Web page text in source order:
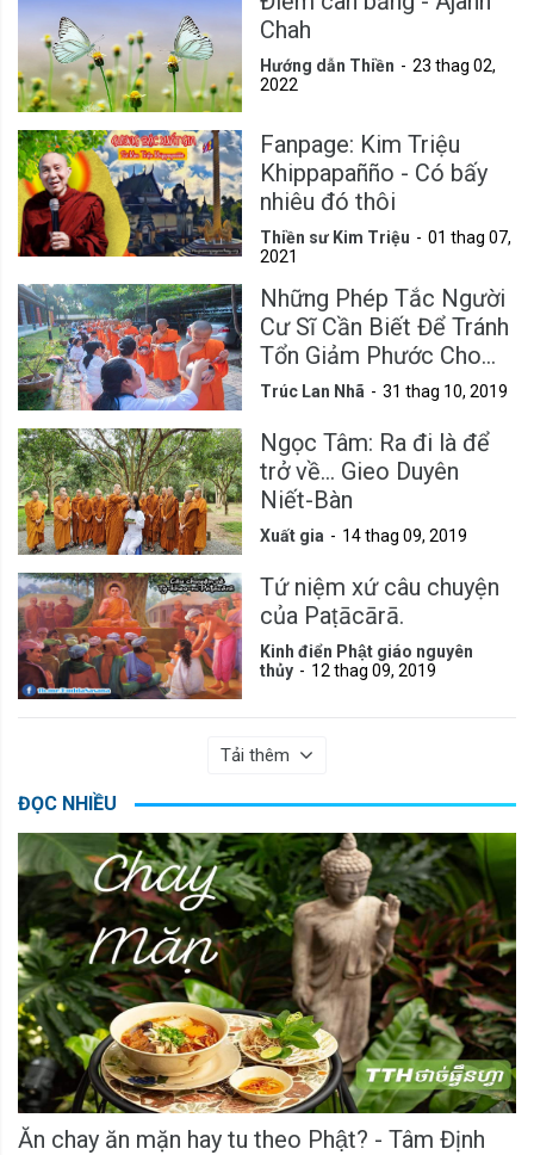
Chah
Hướng dẫn Thiền
23 thag 02,
2022
Fanpage: Kim Triệu
Khippapañño - Có bấy
nhiêu đó thôi
Thiền sư Kim Triệu
01 thag 07,
2021
Những Phép Tắc Người
Cư Sĩ Cần Biết Để Tránh
Tổn Giảm Phước Cho
Mình
Trúc Lan Nhã 31 thag 10, 2019
Ngọc Tâm: Ra đi là để
trở về... Gieo Duyên
Niết-Bàn
Xuất gia 14 thag 09, 2019
Tứ niệm xứ câu chuyện
của Paṭācārā.
Kinh điển Phật giáo nguyên
thủy
12 thag 09, 2019
Tải thêm
ĐỌC NHIỀU
Ăn chay ăn mặn hay tu theo Phật? - Tâm Định